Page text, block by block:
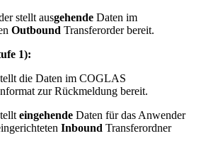
stellt ausgehende Daten im
Outbound Transferorder bereit.
1):
die Daten im COGLAS
zur Rückmeldung bereit.
eingehende Daten für das Anwender
Inbound Transferordner